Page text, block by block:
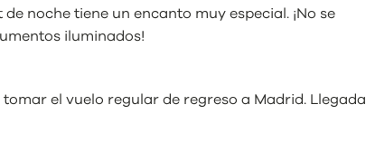
noche tiene un encanto muy especial. ¡No se
iluminados!
el vuelo regular de regreso a Madrid. Llegada